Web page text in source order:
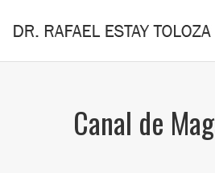
Canal de